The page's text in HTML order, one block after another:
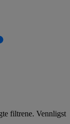
filtrene. Vennligst